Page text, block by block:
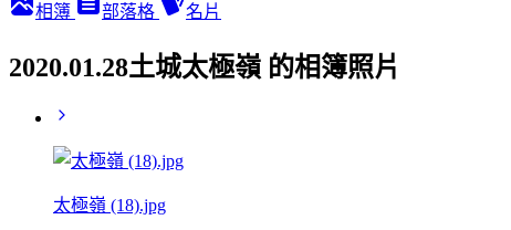
相簿 部落格 名片
2020.01.28土城太極嶺 的相簿照片
太極嶺 (18).jpg